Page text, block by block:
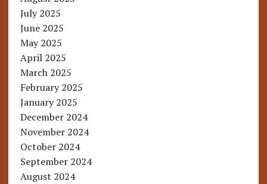
July 2025
June 2025
May 2025
April 2025
March 2025
February 2025
January 2025
December 2024
November 2024
October 2024
September 2024
August 2024